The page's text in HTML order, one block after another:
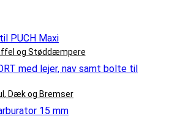
og Støddæmpere
Dæk og Bremser